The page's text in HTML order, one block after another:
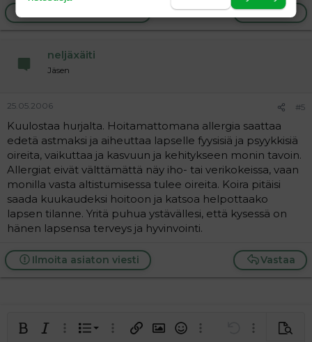
Vastaa
neljäxäiti
Jäsen
25.05.2006 #5
Kuulostaa hurjalta. Hoitamattomana allergia saattaa
edetä astmaksi ja aiheuttaa lapselle fyysisiä ja psyykkisiä
oireita, vaikuttaa ja kasvuun ja kehitykseen monin tavoin.
Allergiat eivät välttämättä näy iho- tai verikokeissa, vaan
monilla vasta altistumisessa tulee oireita. Koira pitäisi
saada kuukaudeksi hoitoon ja katsoa helpottaako
lapsen tilanne. Yritä puhua ystävällesi, että kysessä on
hänen lapsensa terveys ja hyvinvointi.
Vastaa
Ilmoita asiaton viesti
LihavoituKursivoitu
Laajennettuun editoriin…
Lista
Järjestetty lista
Laajennettuun editoriin…
Lisää hyperlinkki
Lisää kuva
HymiötLaajennettuun
Kumoa